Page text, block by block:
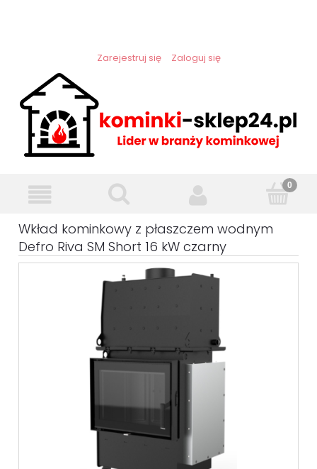
Zarejestruj się Zaloguj się
Wkład kominkowy z płaszczem wodnym
Defro Riva SM Short 16 kW czarny